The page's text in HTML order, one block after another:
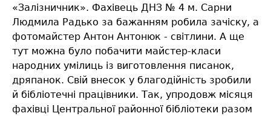
«Залізничник». Фахівець ДНЗ № 4 м. Сарни
Людмила Радько за бажанням робила зачіску, а
фотомайстер Антон Антонюк - світлини. А ще
тут можна було побачити майстер-класи
народних умілиць із виготовлення писанок,
дряпанок. Свій внесок у благодійність зробили
й бібліотечні працівники. Так, упродовж місяця
фахівці Центральної районної бібліотеки разом